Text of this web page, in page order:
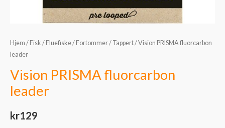
Hjem / Fisk / Fluefiske/ Fortommer/ Tappert/ Vision PRISMA fluorcarbon
leader
Vision PRISMA fluorcarbon
leader
kr129